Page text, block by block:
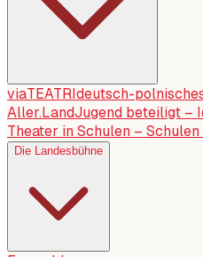
viaTEATRI deutsch-
Aller.LandJugend beteiligt –
Theater in Schulen –
Die Landesbühne